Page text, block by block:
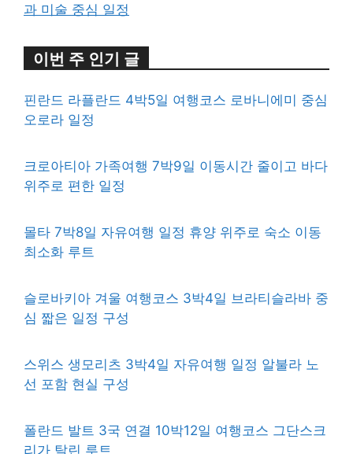
과 미술 중심 일정
이번 주 인기 글
핀란드 라플란드 4박5일 여행코스 로바니에미 중심
오로라 일정
크로아티아 가족여행 7박9일 이동시간 줄이고 바다
위주로 편한 일정
몰타 7박8일 자유여행 일정 휴양 위주로 숙소 이동
최소화 루트
슬로바키아 겨울 여행코스 3박4일 브라티슬라바 중
심 짧은 일정 구성
스위스 생모리츠 3박4일 자유여행 일정 알불라 노
선 포함 현실 구성
폴란드 발트 3국 연결 10박12일 여행코스 그단스크
리가 탈린 루트